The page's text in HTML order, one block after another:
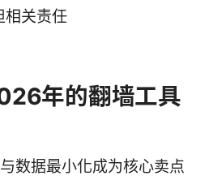
相关责任
年的翻墙工具
数据最小化成为核心卖点